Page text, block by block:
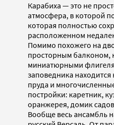
Карабиха — это не
атмосфера, в которой
которая полностью
расположенном
Помимо похожего на
просторным балконом,
миниатюрными
заповедника
пруда и
постройки: каретник,
оранжерея, домик
Вообще весь ансамбль